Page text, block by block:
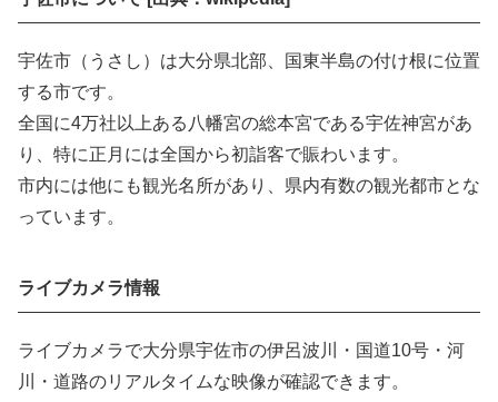
宇佐市（うさし）は大分県北部、国東半島の付け根に位置
する市です。
全国に4万社以上ある八幡宮の総本宮である宇佐神宮があ
り、特に正月には全国から初詣客で賑わいます。
市内には他にも観光名所があり、県内有数の観光都市とな
っています。
ライブカメラ情報
ライブカメラで大分県宇佐市の伊呂波川・国道10号・河
川・道路のリアルタイムな映像が確認できます。